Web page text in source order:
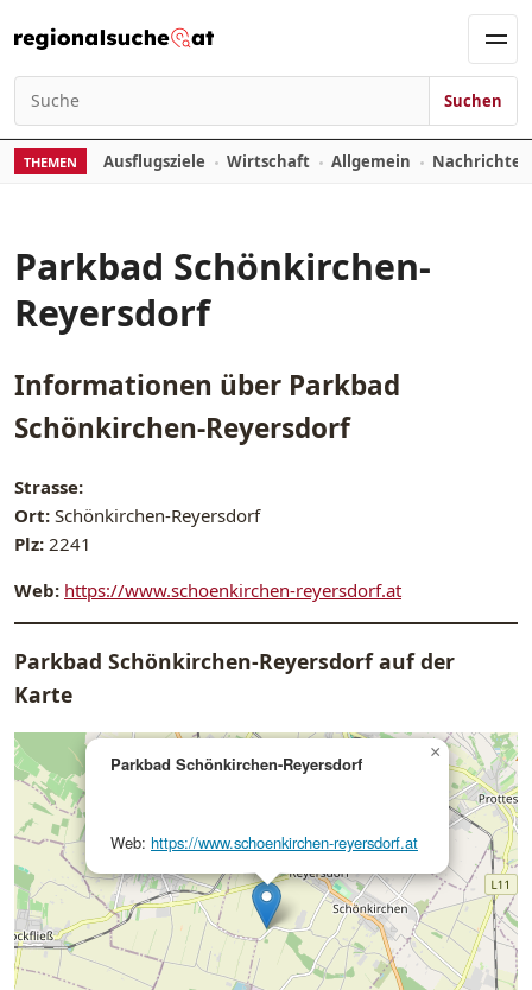
Suchen nach:
Suchen
THEMEN Ausflugsziele Wirtschaft Allgemein
Parkbad Schönkirchen-
Reyersdorf
Informationen über Parkbad
Schönkirchen-Reyersdorf
Strasse:
Ort: Schönkirchen-Reyersdorf
Plz: 2241
Web: https://www.schoenkirchen-reyersdorf.at
Parkbad Schönkirchen-Reyersdorf auf der
Karte
Parkbad Schönkirchen-Reyersdorf
Web: https://www.schoenkirchen-reyersdorf.at
×